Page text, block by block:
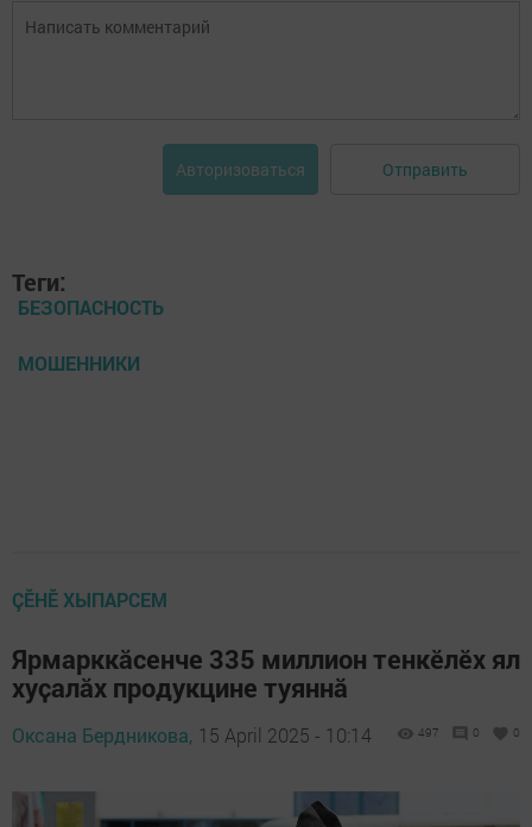
Авторизоваться Отправить
Теги:
БЕЗОПАСНОСТЬ
МОШЕННИКИ
ÇӖНӖ ХЫПАРСЕМ
Ярмарккӑсенче 335 миллион тенкӗлӗх ял
хуҫалӑх продукцине туяннӑ
Оксана Бердникова, 15 April 2025 - 10:14 497 0 0